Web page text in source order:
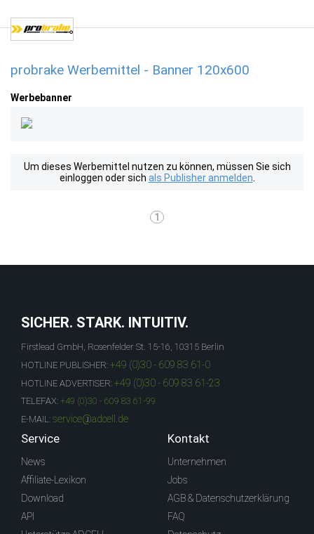
probrake Werbemittel - Banner 120x600
Werbebanner
Um dieses Werbemittel nutzen zu können, müssen Sie sich
einloggen oder sich als Publisher anmelden
1
SICHER. STARK. INTUITIV.
Firstlead GmbH, Rosenfelder St. 15-16, 10315 Berlin
HOTLINE PUBLISHER: +49 (0)30 - 609 83 61-0
HOTLINE ADVERTISER: +49 (0)30 - 609 83 61-23
TELEFAX: +49 (0)30 - 609 83 61-99
E-MAIL: service@adcell.de
Service
News
Affiliate-Lexikon
Download
API
Kontakt
Unternehmen
Jobs
AGB & Datenschutzerklärung
FAQ